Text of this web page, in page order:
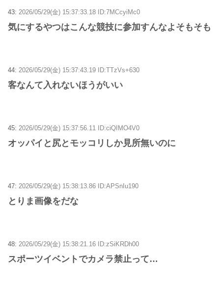
43: 2026/05/29(金) 15:37:33.18 ID:7MCcyiMc0
気にするやつはこんな競技に参加すんなよそもそも
44: 2026/05/29(金) 15:37:43.19 ID:TTzVs+630
客なんて入れないほうがいい
45: 2026/05/29(金) 15:37:56.11 ID:ciQIMO4V0
オッパイと尻とモッコリしか見所無いのに
47: 2026/05/29(金) 15:38:13.86 ID:APSnIu190
とりま画像をだな
48: 2026/05/29(金) 15:38:21.16 ID:zSiKRDh00
スポーツイベントでカメラ禁止って…